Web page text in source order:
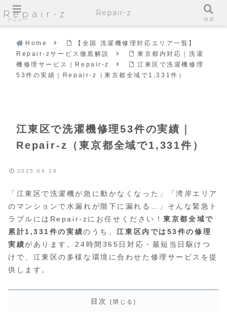
Repair-z
Home
【全国 洗濯機修理対応エリア一覧】
Repair-zサービス徹底解説
東京都内対応｜洗濯
機修理サービス｜Repair-z
江東区で洗濯機修理
53件の実績｜Repair-z（東京都全域で1,331件）
江東区で洗濯機修理53件の実績｜
Repair-z（東京都全域で1,331件）
2025.06.26
「江東区で洗濯機が急に動かなくなった」「湾岸エリア
のマンションで水漏れが階下に漏れる…」そんな緊急ト
ラブルにはRepair-zにお任せください！東京都全域で
累計1,331件の実績のうち、江東区内では53件の修理
実績があります。24時間365日対応・最短当日駆けつ
けで、江東区の多様な環境に合わせた修理サービスを提
供します。
目次
メニュー
Repair-z
検索